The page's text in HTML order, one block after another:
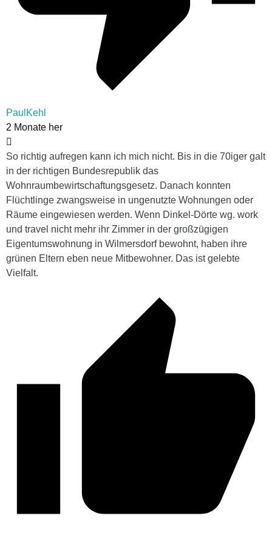
PaulKehl
2 Monate her
So richtig aufregen kann ich mich nicht. Bis in die 70iger galt
in der richtigen Bundesrepublik das
Wohnraumbewirtschaftungsgesetz. Danach konnten
Flüchtlinge zwangsweise in ungenutzte Wohnungen oder
Räume eingewiesen werden. Wenn Dinkel-Dörte wg. work
und travel nicht mehr ihr Zimmer in der großzügigen
Eigentumswohnung in Wilmersdorf bewohnt, haben ihre
grünen Eltern eben neue Mitbewohner. Das ist gelebte
Vielfalt.